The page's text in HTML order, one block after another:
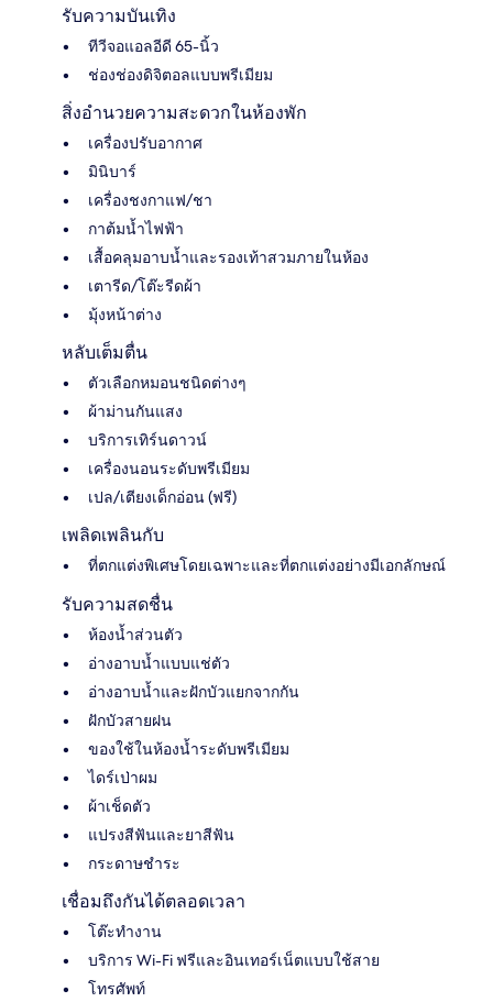
รับความบันเทิง
ทีวีจอแอลอีดี 65-นิ้ว
ช่องช่องดิจิตอลแบบพรีเมียม
สิ่งอำนวยความสะดวกในห้องพัก
เครื่องปรับอากาศ
มินิบาร์
เครื่องชงกาแฟ/ชา
กาต้มน้ำไฟฟ้า
เสื้อคลุมอาบน้ำและรองเท้าสวมภายในห้อง
เตารีด/โต๊ะรีดผ้า
มุ้งหน้าต่าง
หลับเต็มตื่น
ตัวเลือกหมอนชนิดต่างๆ
ผ้าม่านกันแสง
บริการเทิร์นดาวน์
เครื่องนอนระดับพรีเมียม
เปล/เตียงเด็กอ่อน (ฟรี)
เพลิดเพลินกับ
ที่ตกแต่งพิเศษโดยเฉพาะและที่ตกแต่งอย่างมีเอกลักษณ์
รับความสดชื่น
ห้องน้ำส่วนตัว
อ่างอาบน้ำแบบแช่ตัว
อ่างอาบน้ำและฝักบัวแยกจากกัน
ฝักบัวสายฝน
ของใช้ในห้องน้ำระดับพรีเมียม
ไดร์เป่าผม
ผ้าเช็ดตัว
แปรงสีฟันและยาสีฟัน
กระดาษชำระ
เชื่อมถึงกันได้ตลอดเวลา
โต๊ะทำงาน
บริการ Wi-Fi ฟรีและอินเทอร์เน็ตแบบใช้สาย
โทรศัพท์